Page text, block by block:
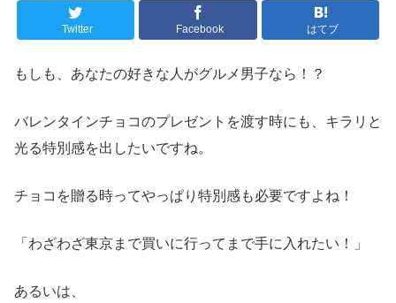
Twitter Facebook はてブ
もしも、あなたの好きな人がグルメ男子なら！？
バレンタインチョコのプレゼントを渡す時にも、キラリと
光る特別感を出したいですね。
チョコを贈る時ってやっぱり特別感も必要ですよね！
「わざわざ東京まで買いに行ってまで手に入れたい！」
あるいは、